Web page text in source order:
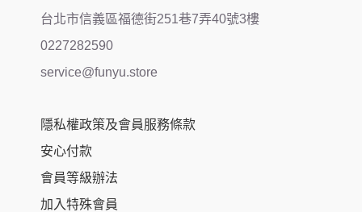
台北市信義區福德街251巷7弄40號3樓
0227282590
service@funyu.store
隱私權政策及會員服務條款
安心付款
會員等級辦法
加入特殊會員